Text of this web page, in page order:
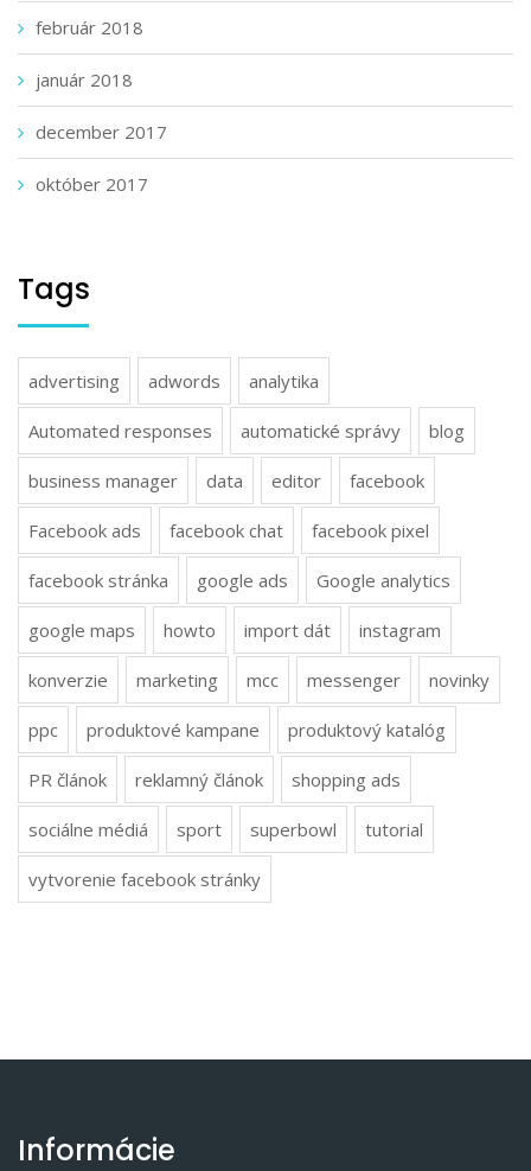
február 2018
január 2018
december 2017
október 2017
Tags
advertising adwords analytika
Automated responses automatické správy blog
business manager data editor facebook
Facebook ads facebook chat facebook pixel
facebook stránka google ads Google analytics
google maps howto import dát instagram
konverzie marketing mcc messenger novinky
ppc produktové kampane produktový katalóg
PR článok reklamný článok shopping ads
sociálne médiá sport superbowl tutorial
vytvorenie facebook stránky
Informácie